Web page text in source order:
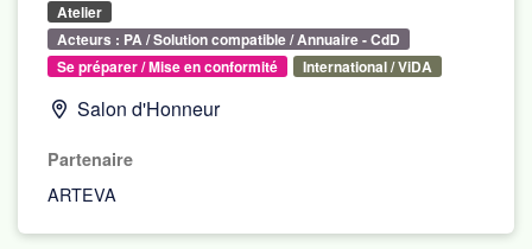
Atelier
Acteurs : PA / Solution compatible / Annuaire - CdD
Se préparer / Mise en conformité
International / ViDA
Salon d'Honneur
Partenaire
ARTEVA